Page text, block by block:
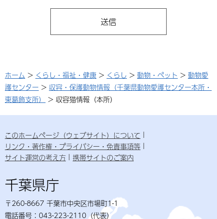
ホーム > くらし・福祉・健康 > くらし > 動物・ペット > 動物愛
護センター > 収容・保護動物情報（千葉県動物愛護センター本所・
東葛飾支所）
> 収容猫情報（本所）
このホームページ（ウェブサイト）について
リンク・著作権・プライバシー・免責事項等
サイト運営の考え方
携帯サイトのご案内
千葉県庁
〒260-8667 千葉市中央区市場町1-1
電話番号：043-223-2110（代表）